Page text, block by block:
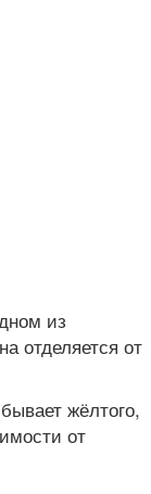
из
отделяется от
жёлтого,
от